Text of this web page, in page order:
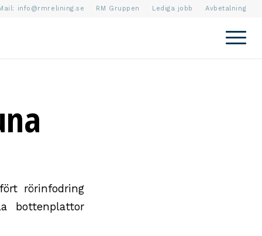
RM Gruppen Lediga jobb Avbetalning
info@rmrelining.se
rörinfodring
bottenplattor